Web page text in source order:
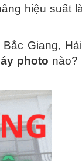
hiệu suất
Giang,
photo nào?